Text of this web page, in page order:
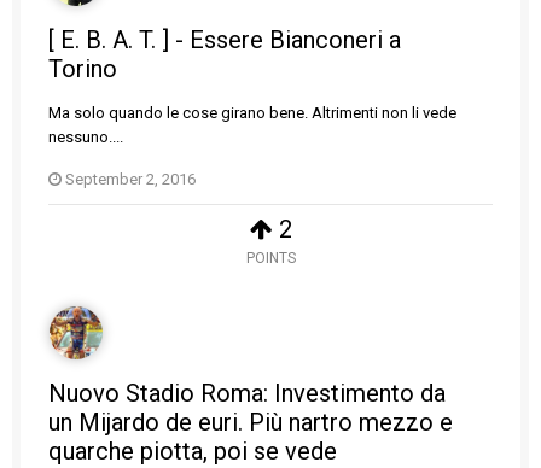
2
POINTS
[ E. B. A. T. ] - Essere Bianconeri a
Torino
Ma solo quando le cose girano bene. Altrimenti non li vede
nessuno....
September 2, 2016
Nuovo Stadio Roma: Investimento da
un Mijardo de euri. Più nartro mezzo e
quarche piotta, poi se vede